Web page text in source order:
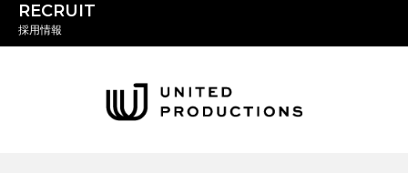
RECRUIT
採用情報